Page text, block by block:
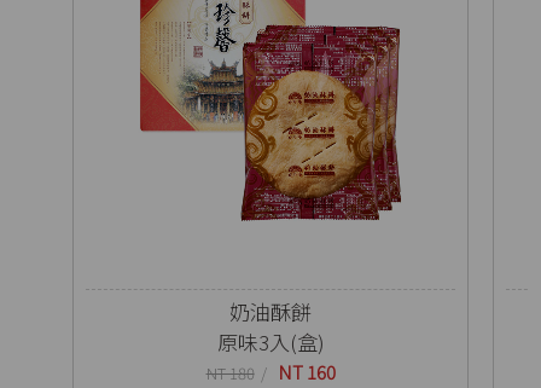
奶油酥餅
原味3入(盒)
NT 180 NT 160